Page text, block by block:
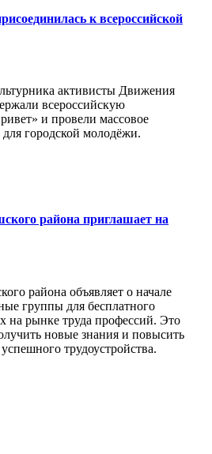
к всероссийской
активисты Движения
всероссийскую
и провели массовое
для городской молодёжи.
района приглашает на
района объявляет о начале
группы для бесплатного
на рынке труда профессий. Это
новые знания и повысить
трудоустройства.